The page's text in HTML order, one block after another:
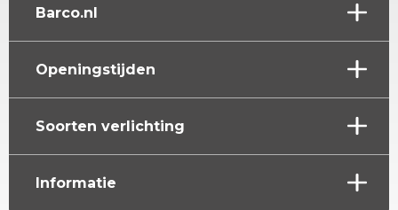
Barco.nl
Openingstijden
Soorten verlichting
Informatie